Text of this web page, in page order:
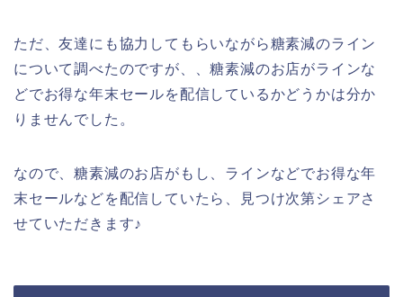
ただ、友達にも協力してもらいながら糖素減のライン
について調べたのですが、、糖素減のお店がラインな
どでお得な年末セールを配信しているかどうかは分か
りませんでした。
なので、糖素減のお店がもし、ラインなどでお得な年
末セールなどを配信していたら、見つけ次第シェアさ
せていただきます♪